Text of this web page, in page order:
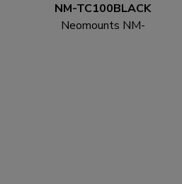
NM-TC100BLACK
Neomounts NM-